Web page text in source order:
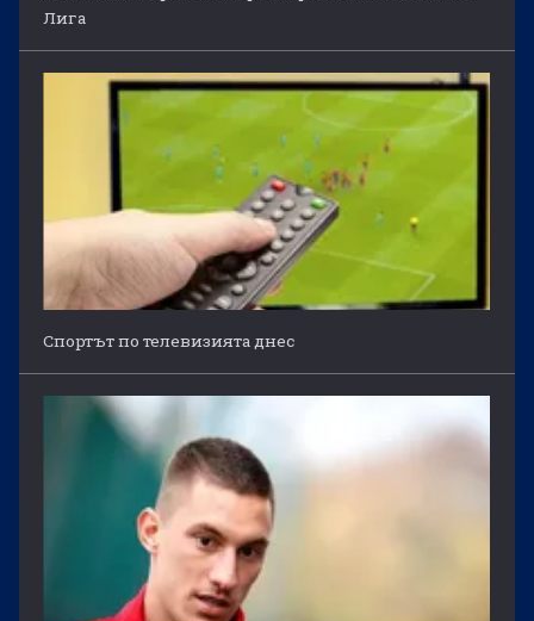
Лига
Спортът по телевизията днес